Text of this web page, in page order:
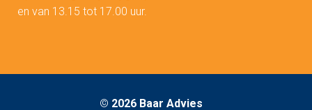
en van 13.15 tot 17.00 uur.
© 2026 Baar Advies